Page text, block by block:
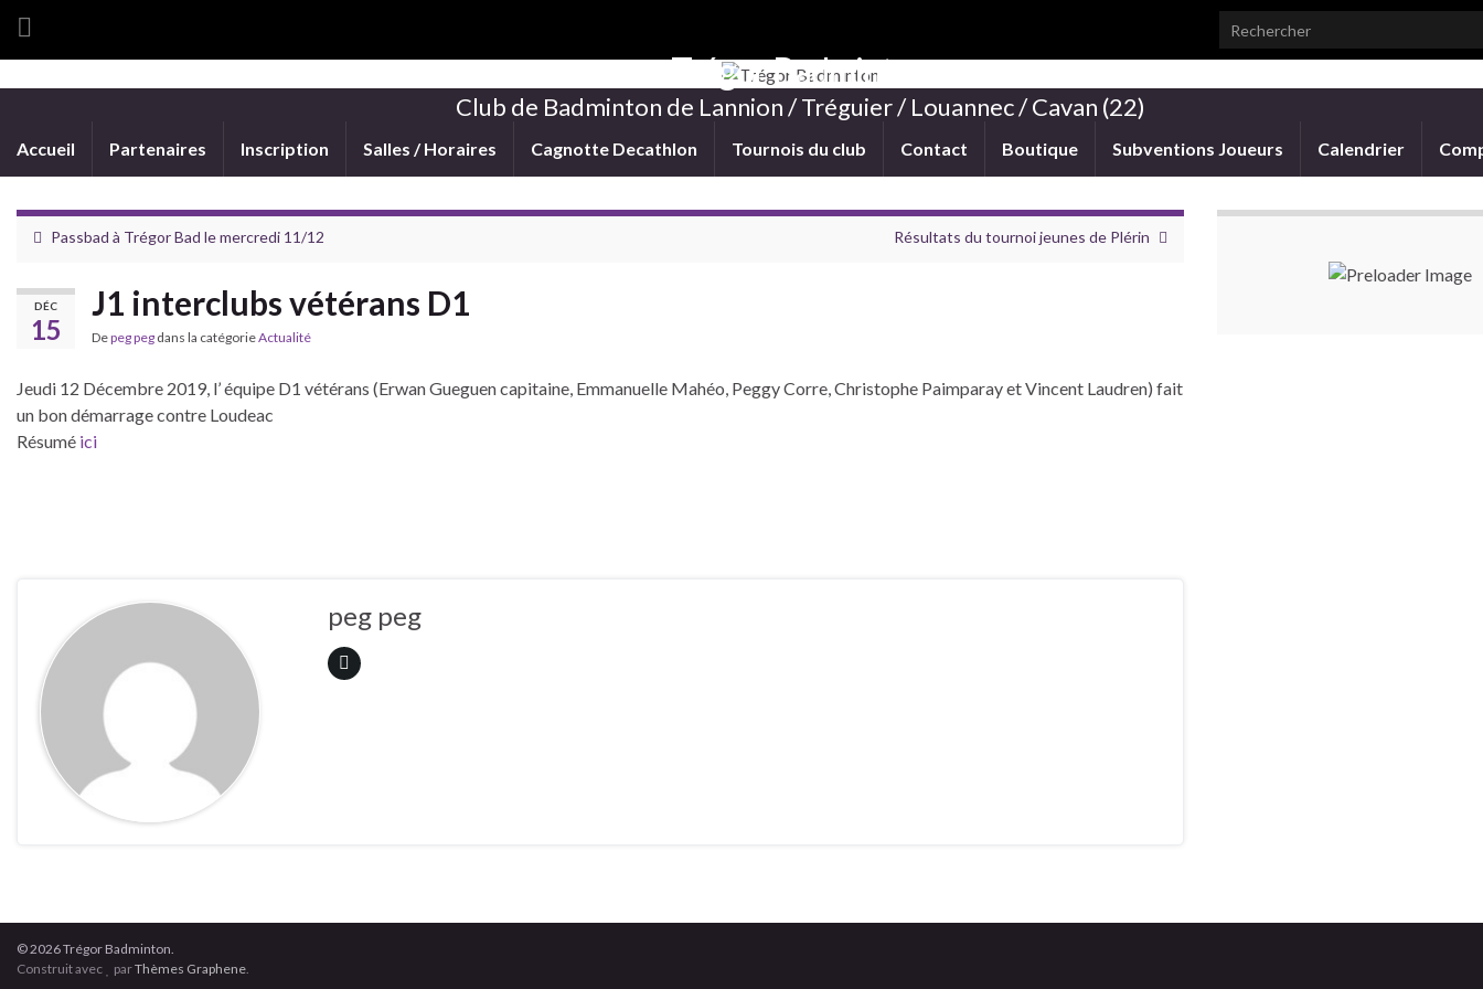
Search for:
Trégor Badminton
Club de Badminton de Lannion / Tréguier / Louannec / Cavan (22)
Accueil Partenaires Inscription Salles / Horaires Cagnotte Decathlon Tournois du club Contact Boutique Subventions Joueurs Calendrier
Passbad à Trégor Bad le mercredi 11/12 Résultats du tournoi jeunes de Plérin
DÉC
15
J1 interclubs vétérans D1
Depeg peg dans la catégorieActualité
Jeudi 12 Décembre 2019, l’ équipe D1 vétérans (Erwan Gueguen capitaine, Emmanuelle Mahéo, Peggy Corre, Christophe Paimparay et Vincent Laudren) fait
un bon démarrage contre Loudeac
Résumé ici
peg peg
© 2026 Trégor Badminton.
Construit avec
parThèmes Graphene.